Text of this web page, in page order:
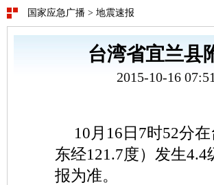
国家应急广播 > 地震速报
台湾省宜兰县
2015-10-16
10月16日7时52分
东经121.7度）发生
报为准。